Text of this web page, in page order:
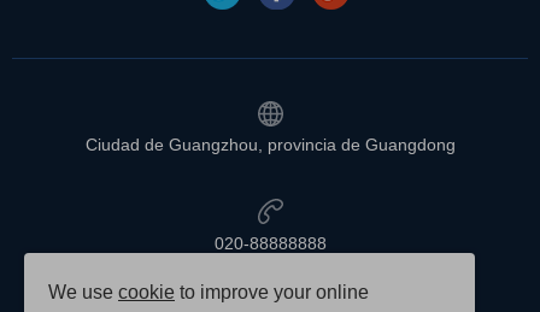
Ciudad de Guangzhou, provincia de Guangdong
020-88888888
We use cookie to improve your online